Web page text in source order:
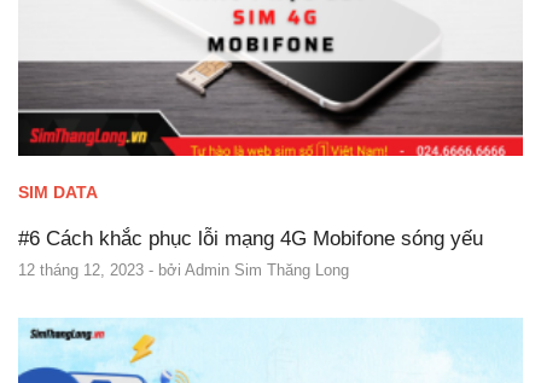
SIM DATA
#6 Cách khắc phục lỗi mạng 4G Mobifone sóng yếu
12 tháng 12, 2023 - bởi Admin Sim Thăng Long